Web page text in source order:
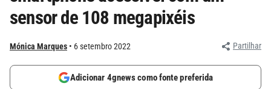
sensor de 108 megapixéis
Mónica Marques 6 setembro 2022 Partilhar
Adicionar 4gnews como fonte preferida